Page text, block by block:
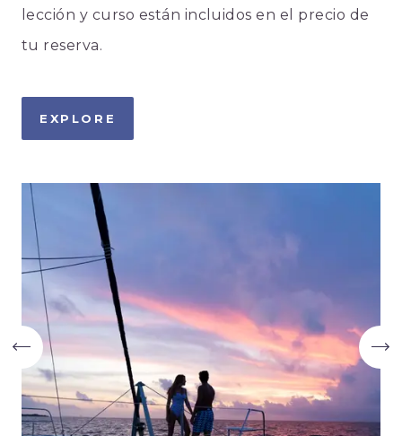
lección y curso están incluidos en el precio de
tu reserva.
EXPLORE